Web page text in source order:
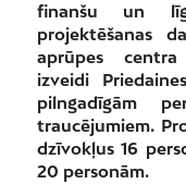
finanšu un
projektēšanas
aprūpes
izveidi
pilngadīgām
traucējumiem.
dzīvokļus 16
20 personām.